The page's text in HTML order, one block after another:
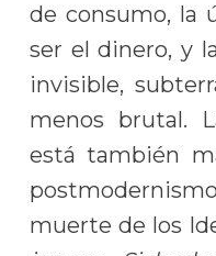
de consumo, la
ser el dinero, y
invisible,
menos brutal.
está también
muerte de los